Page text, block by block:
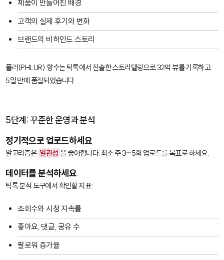
제품이 만들어진 배경
고객의 실제 후기와 변화
브랜드의 비하인드 스토리
플러(PHLUR) 향수는 틱톡에서 진솔한 스토리텔링으로 32억 뷰를 기록하고
5일 만에 품절되었습니다.
5단계: 꾸준한 운영과 분석
정기적으로 업로드하세요
알고리즘은 일관성 을 좋아합니다. 최소 주 3~5회 업로드를 목표로 하세요.
데이터를 분석하세요
틱톡 분석 도구에서 확인할 지표:
조회수와 시청 지속률
좋아요, 댓글, 공유 수
팔로워 증가율